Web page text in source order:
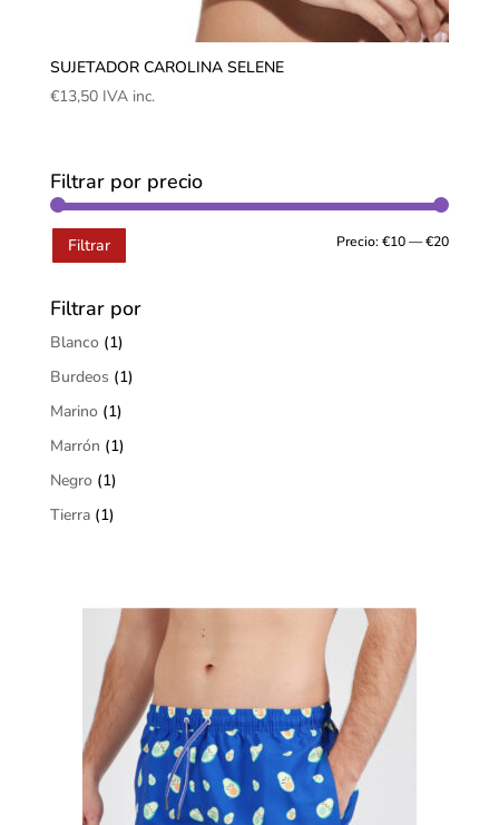
SUJETADOR CAROLINA SELENE
€13,50 IVA inc.
Filtrar por precio
Filtrar Precio:€10—€20
Filtrar por
Blanco (1)
Burdeos (1)
Marino (1)
Marrón (1)
Negro (1)
Tierra (1)